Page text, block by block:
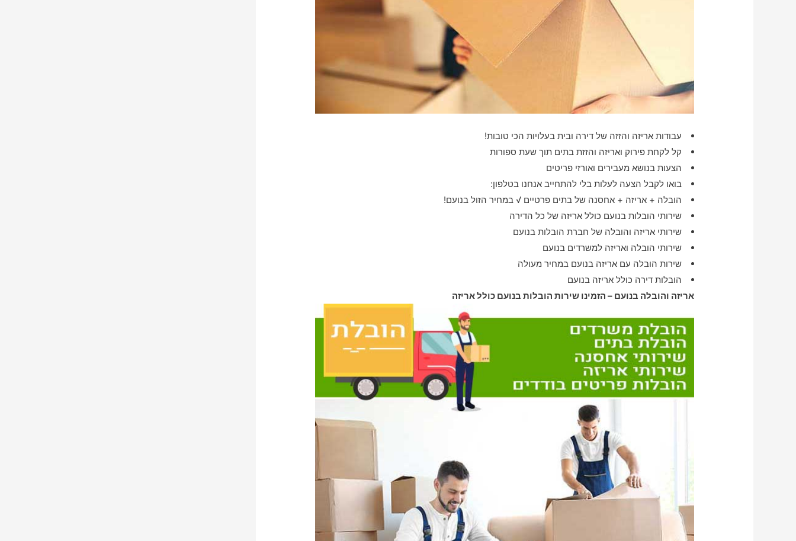
עבודות אריזה והזזה של דירה ובית בעלויות הכי טובות!
קל לקחת פירוק ואריזה והזזת בתים תוך שעת ספורות
הצעות בנושא מעבירים ואורזי פריטים
בואו לקבל הצעה לעלות בלי להתחייב אנחנו בטלפון:
הובלה + אריזה + אחסנה של בתים פרטיים √ במחיר הזול בנועם!
שירותי הובלות בנועם כולל אריזה של כל הדירה
שירותי אריזה והובלה של חברת הובלות בנועם
שירותי הובלה ואריזה למשרדים בנועם
שירות הובלה עם אריזה בנועם במחיר מעולה
הובלות דירה כולל אריזה בנועם
אריזה והובלה בנועם – הזמינו שירות הובלות בנועם כולל אריזה